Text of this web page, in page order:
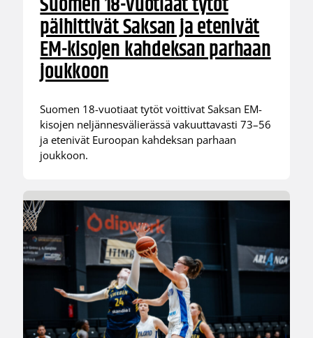
päihittivät Saksan ja etenivät
EM-kisojen kahdeksan parhaan
joukkoon
Suomen 18-vuotiaat tytöt voittivat Saksan EM-
kisojen neljännesvälierässä vakuuttavasti 73–56
ja etenivät Euroopan kahdeksan parhaan
joukkoon.